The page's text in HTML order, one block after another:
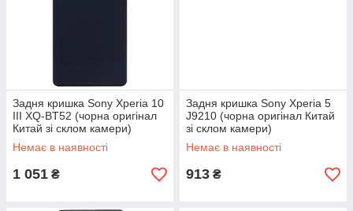
Задня кришка Sony Xperia 10
III XQ-BT52 (чорна оригінал
Китай зі склом камери)
Немає в наявності
1 051 ₴
Задня кришка Sony Xperia 5
J9210 (чорна оригінал Китай
зі склом камери)
Немає в наявності
913 ₴